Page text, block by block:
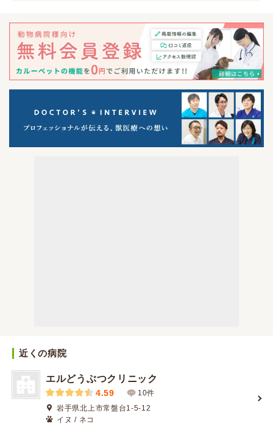
近くの病院
エルどうぶつクリニック
4.59
10件
岩手県北上市常盤台1-5-12
イヌ / ネコ